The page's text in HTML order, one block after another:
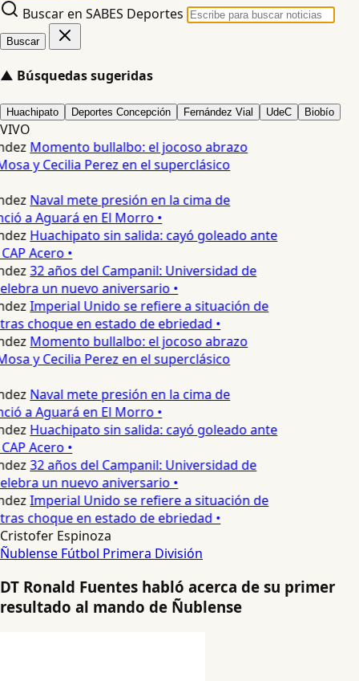
Buscar en SABES Deportes
Buscar
▲ Búsquedas sugeridas
Huachipato Deportes Concepción Fernández Vial UdeC Biobío
VIVO
Momento bullalbo: el jocoso abrazo
y Cecilia Perez en el superclásico
Naval mete presión en la cima de
a Aguará en El Morro •
Huachipato sin salida: cayó goleado ante
Acero •
32 años del Campanil: Universidad de
un nuevo aniversario •
Imperial Unido se refiere a situación de
choque en estado de ebriedad •
Momento bullalbo: el jocoso abrazo
y Cecilia Perez en el superclásico
Naval mete presión en la cima de
a Aguará en El Morro •
Huachipato sin salida: cayó goleado ante
Acero •
32 años del Campanil: Universidad de
un nuevo aniversario •
Imperial Unido se refiere a situación de
choque en estado de ebriedad •
Cristofer Espinoza
Ñublense Fútbol Primera División
DT Ronald Fuentes habló acerca de su primer
resultado al mando de Ñublense